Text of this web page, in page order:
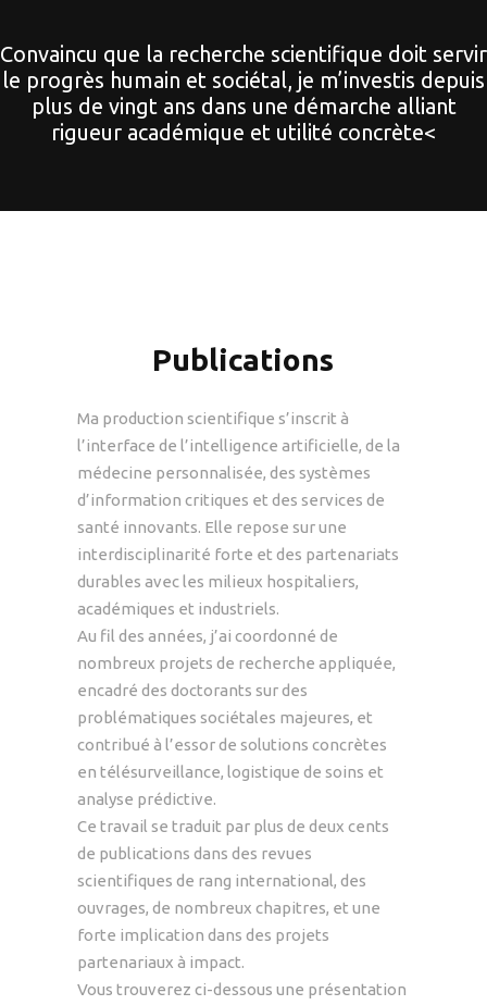
Convaincu que la recherche scientifique doit servir
le progrès humain et sociétal, je m’investis depuis
plus de vingt ans dans une démarche alliant
rigueur académique et utilité concrète<
Publications
Ma production scientifique s’inscrit à
l’interface de l’intelligence artificielle, de la
médecine personnalisée, des systèmes
d’information critiques et des services de
santé innovants. Elle repose sur une
interdisciplinarité forte et des partenariats
durables avec les milieux hospitaliers,
académiques et industriels.
Au fil des années, j’ai coordonné de
nombreux projets de recherche appliquée,
encadré des doctorants sur des
problématiques sociétales majeures, et
contribué à l’essor de solutions concrètes
en télésurveillance, logistique de soins et
analyse prédictive.
Ce travail se traduit par plus de deux cents
de publications dans des revues
scientifiques de rang international, des
ouvrages, de nombreux chapitres, et une
forte implication dans des projets
partenariaux à impact.
Vous trouverez ci-dessous une présentation